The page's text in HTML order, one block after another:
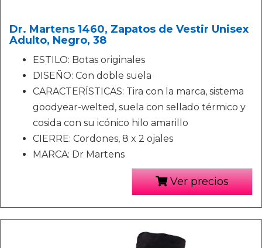
Dr. Martens 1460, Zapatos de Vestir Unisex
Adulto, Negro, 38
ESTILO: Botas originales
DISEÑO: Con doble suela
CARACTERÍSTICAS: Tira con la marca, sistema
goodyear-welted, suela con sellado térmico y
cosida con su icónico hilo amarillo
CIERRE: Cordones, 8 x 2 ojales
MARCA: Dr Martens
Ver precios